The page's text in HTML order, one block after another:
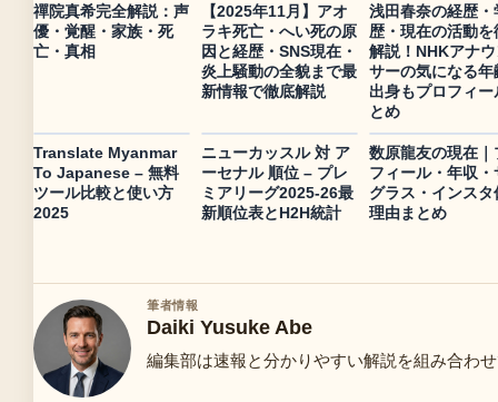
禪院真希完全解説：声
優・覚醒・家族・死
亡・真相
【2025年11月】アオ
ラキ死亡・へい死の原
因と経歴・SNS現在・
炎上騒動の全貌まで最
新情報で徹底解説
浅田春奈の経歴・
歴・現在の活動を
解説！NHKアナ
サーの気になる年
出身もプロフィー
とめ
Translate Myanmar
To Japanese – 無料
ツール比較と使い方
2025
ニューカッスル 対 ア
ーセナル 順位 – プレ
ミアリーグ2025-26最
新順位表とH2H統計
数原龍友の現在｜
フィール・年収・
グラス・インスタ
理由まとめ
筆者情報
Daiki Yusuke Abe
編集部は速報と分かりやすい解説を組み合わ